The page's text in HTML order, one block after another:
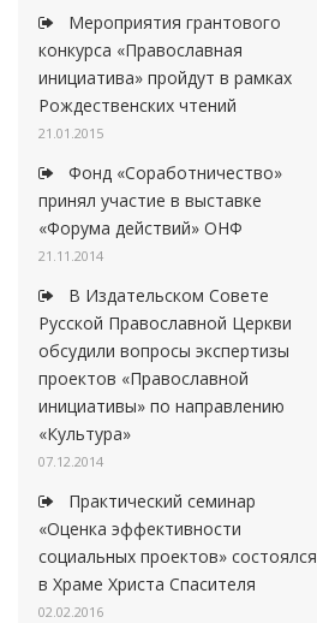
Мероприятия грантового
конкурса «Православная
инициатива» пройдут в рамках
Рождественских чтений
21.01.2015
Фонд «Соработничество»
принял участие в выставке
«Форума действий» ОНФ
21.11.2014
В Издательском Совете
Русской Православной Церкви
обсудили вопросы экспертизы
проектов «Православной
инициативы» по направлению
«Культура»
07.12.2014
Практический семинар
«Оценка эффективности
социальных проектов» состоялся
в Храме Христа Спасителя
02.02.2016